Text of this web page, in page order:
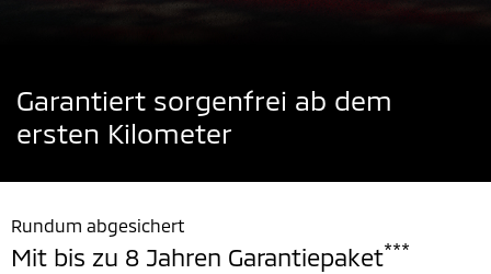
Garantiert sorgenfrei ab dem
ersten Kilometer
Rundum abgesichert
Mit bis zu 8 Jahren Garantiepaket***